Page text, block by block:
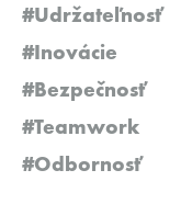
#Udržateľnosť
#Inovácie
#Bezpečnosť
#Teamwork
#Odbornosť